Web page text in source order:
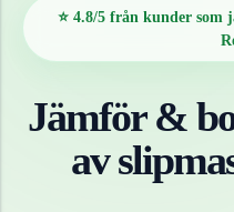
⭐ 4.8/5 från kunder
Jämför &
av